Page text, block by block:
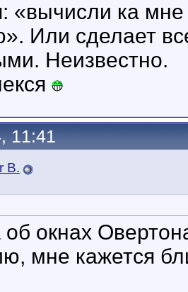
«вычисли ка
Или сделает
Неизвестно.
11:41
B.
об окнах
мне кажется